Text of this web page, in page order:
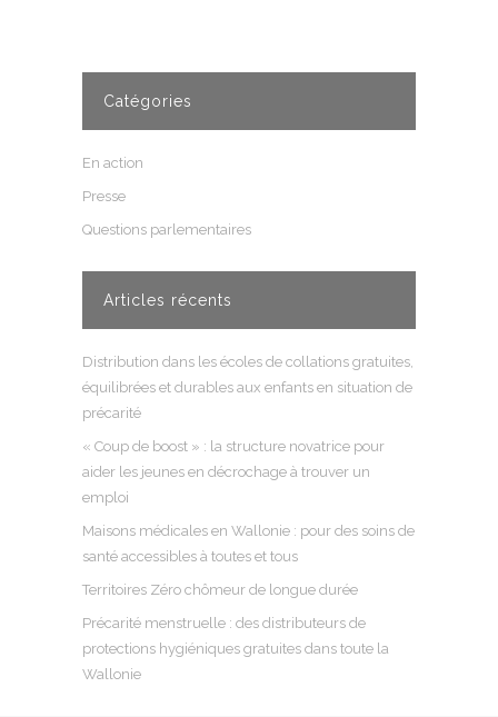
Catégories
En action
Presse
Questions parlementaires
Articles récents
Distribution dans les écoles de collations gratuites,
équilibrées et durables aux enfants en situation de
précarité
« Coup de boost » : la structure novatrice pour
aider les jeunes en décrochage à trouver un
emploi
Maisons médicales en Wallonie : pour des soins de
santé accessibles à toutes et tous
Territoires Zéro chômeur de longue durée
Précarité menstruelle : des distributeurs de
protections hygiéniques gratuites dans toute la
Wallonie